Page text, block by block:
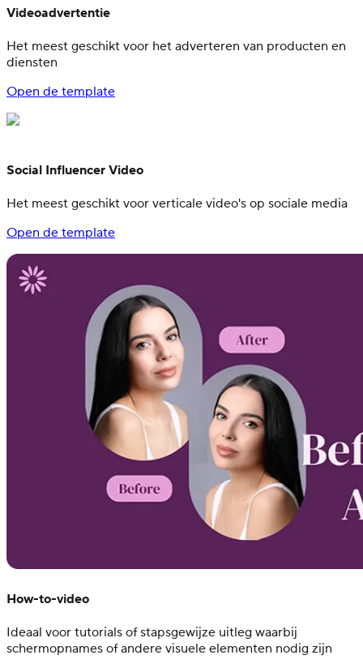
Videoadvertentie
Het meest geschikt voor het adverteren van producten en
diensten
Open de template
Social Influencer Video
Het meest geschikt voor verticale video's op sociale media
Open de template
How-to-video
Ideaal voor tutorials of stapsgewijze uitleg waarbij
schermopnames of andere visuele elementen nodig zijn